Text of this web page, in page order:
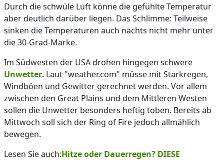
Durch die schwüle Luft könne die gefühlte Temperatur
aber deutlich darüber liegen. Das Schlimme: Teilweise
sinken die Temperaturen auch nachts nicht mehr unter
die 30-Grad-Marke.
Im Südwesten der USA drohen hingegen schwere
Unwetter. Laut "weather.com" müsse mit Starkregen,
Windböen und Gewitter gerechnet werden. Vor allem
zwischen den Great Plains und dem Mittleren Westen
sollen die Unwetter besonders heftig toben. Bereits ab
Mittwoch soll sich der Ring of Fire jedoch allmählich
bewegen.
Lesen Sie auch:Hitze oder Dauerregen? DIESE